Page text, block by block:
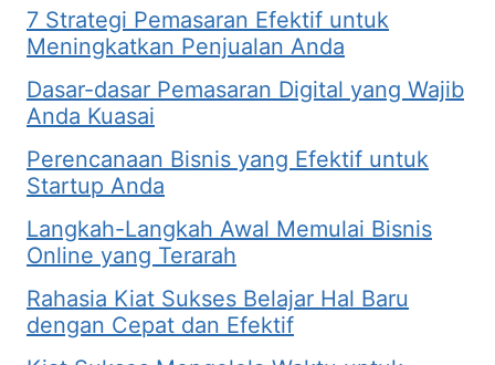
7 Strategi Pemasaran Efektif untuk
Meningkatkan Penjualan Anda
Dasar-dasar Pemasaran Digital yang Wajib
Anda Kuasai
Perencanaan Bisnis yang Efektif untuk
Startup Anda
Langkah-Langkah Awal Memulai Bisnis
Online yang Terarah
Rahasia Kiat Sukses Belajar Hal Baru
dengan Cepat dan Efektif